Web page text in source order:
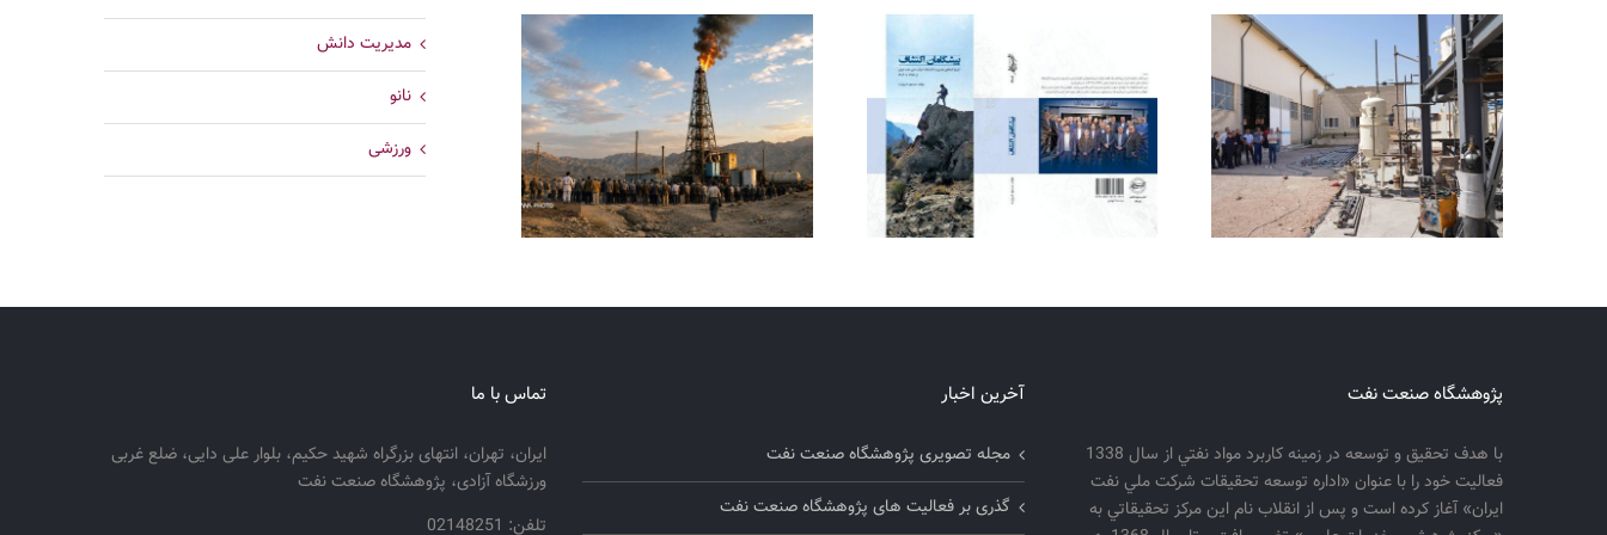
مدیریت دانش
نانو
ورزشی
پژوهشگاه صنعت نفت
با هدف تحقيق و توسعه در زمينه كاربرد مواد نفتي از سال 1338
فعاليت خود را با عنوان «اداره توسعه تحقيقات شركت ملي نفت
ايران» آغاز كرده است و پس از انقلاب نام اين مركز تحقيقاتي به
آخرین اخبار
مجله تصویری پژوهشگاه صنعت نفت
گذری بر فعالیت های پژوهشگاه صنعت نفت
تماس با ما
ایران، تهران، انتهای بزرگراه شهید حکیم، بلوار علی دایی، ضلع غربی
ورزشگاه آزادی، پژوهشگاه صنعت نفت
تلفن: 02148251